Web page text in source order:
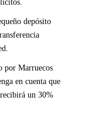
depósito
por Marruecos
en cuenta que
un 30%